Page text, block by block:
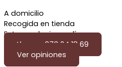
A domicilio
Recogida en tienda
Entrega el mismo día
Llamar: 973 24 18 69
Ver opiniones